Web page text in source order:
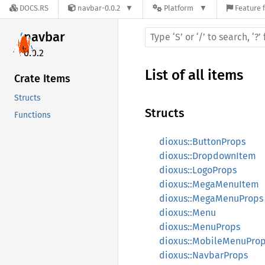
DOCS.RS navbar-0.0.2 Platform Feature
navbar
0.0.2
Crate Items
Structs
Functions
List of all items
Structs
dioxus::ButtonProps
dioxus::DropdownItem
dioxus::LogoProps
dioxus::MegaMenuItem
dioxus::MegaMenuProps
dioxus::Menu
dioxus::MenuProps
dioxus::NavbarProps